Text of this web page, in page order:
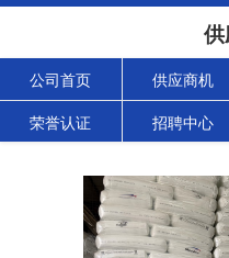
供
公司首页 供应商机
荣誉认证 招聘中心